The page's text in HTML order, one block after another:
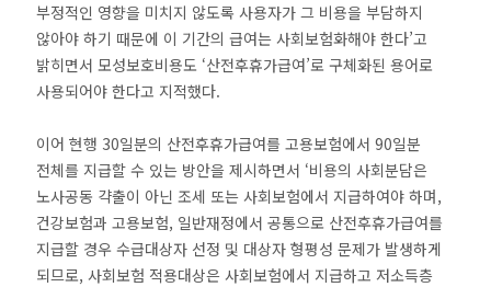
부정적인 영향을 미치지 않도록 사용자가 그 비용을 부담하지
않아야 하기 때문에 이 기간의 급여는 사회보험화해야 한다’고
밝히면서 모성보호비용도 ‘산전후휴가급여’로 구체화된 용어로
사용되어야 한다고 지적했다.
이어 현행 30일분의 산전후휴가급여를 고용보험에서 90일분
전체를 지급할 수 있는 방안을 제시하면서 ‘비용의 사회분담은
노사공동 갹출이 아닌 조세 또는 사회보험에서 지급하여야 하며,
건강보험과 고용보험, 일반재정에서 공통으로 산전후휴가급여를
지급할 경우 수급대상자 선정 및 대상자 형평성 문제가 발생하게
되므로, 사회보험 적용대상은 사회보험에서 지급하고 저소득층